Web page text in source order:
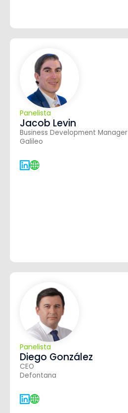
Panelista
Jacob Levin
Business Development Manager
Galileo
Panelista
Diego González
CEO
Defontana